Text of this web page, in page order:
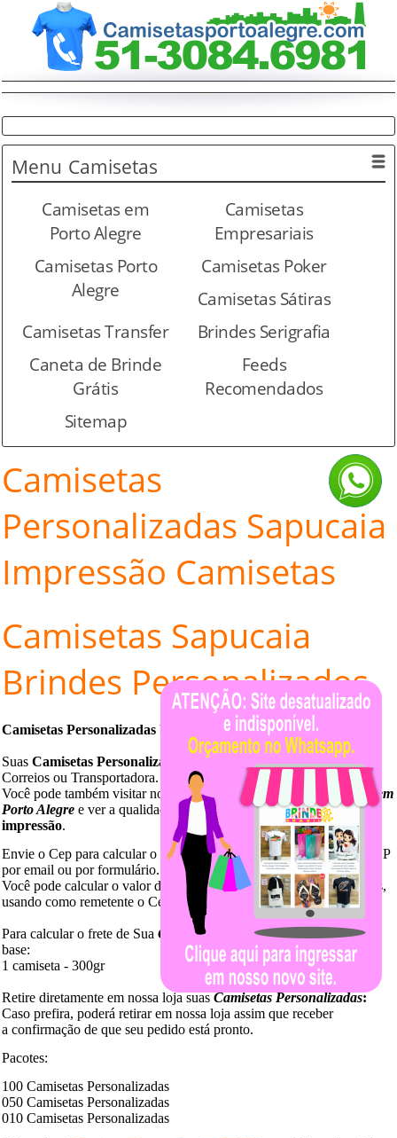
Menu Camisetas
Camisetas em
Porto Alegre
Camisetas
Empresariais
Camisetas Porto
Alegre
Camisetas Poker
Camisetas Sátiras
Camisetas Transfer
Brindes Serigrafia
Caneta de Brinde
Grátis
Feeds
Recomendados
Sitemap
Camisetas
Personalizadas Sapucaia
Impressão Camisetas
Camisetas Sapucaia
Brindes Personalizados
Camisetas Personalizadas bem perto deSapucaia.
Suas Camisetas Personalizadas
serão enviadas por motoboy,
Correios ou Transportadora.
Você pode também visitar nossa
loja de camisetas
personalizadas em
Porto Alegre e ver a qualidade de nossas malhas equalidade de
impressão.
Envie o Cep para calcular o valor de frete. Você pode enviar seu CEP
por email ou por formulário.
Você pode calcular o valor do frete, diretamente no site dos Correios,
usando como remetente o Cep 91040
Para calcular o frete de Sua Camiseta Personalizada
use peso como
base:
1 camiseta - 300gr
Retire diretamente em nossa loja suasCamisetas Personalizadas:
Caso prefira, poderá retirar em nossa loja assim que receber
a confirmação de que seu pedido está pronto.
Pacotes:
100 Camisetas Personalizadas
050 Camisetas Personalizadas
010 Camisetas Personalizadas